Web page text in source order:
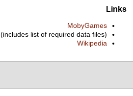
Links
MobyGames
(includes list of required data files)
Wikipedia